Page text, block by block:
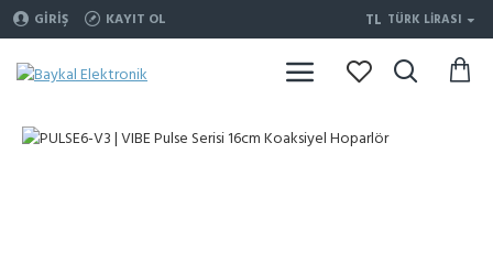
GIRIŞ KAYIT OL TL TÜRK LIRASI